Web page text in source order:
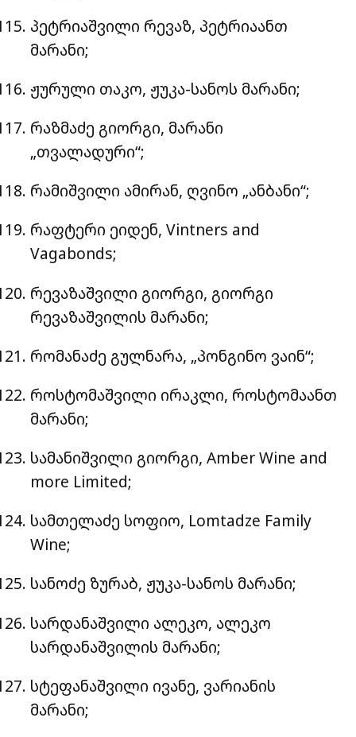
პეტრიაშვილი რევაზ, პეტრიაანთ
მარანი;
ჟურული თაკო, ჟუკა-სანოს მარანი;
რაზმაძე გიორგი, მარანი
„თვალადური“;
რამიშვილი ამირან, ღვინო „ანბანი“;
რაფტერი ეიდენ, Vintners and
Vagabonds;
რევაზაშვილი გიორგი, გიორგი
რევაზაშვილის მარანი;
რომანაძე გულნარა, „პონგინო ვაინ“;
როსტომაშვილი ირაკლი, როსტომაანთ
მარანი;
სამანიშვილი გიორგი, Amber Wine and
more Limited;
სამთელაძე სოფიო, Lomtadze Family
Wine;
სანოძე ზურაბ, ჟუკა-სანოს მარანი;
სარდანაშვილი ალეკო, ალეკო
სარდანაშვილის მარანი;
სტეფანაშვილი ივანე, ვარიანის
მარანი;